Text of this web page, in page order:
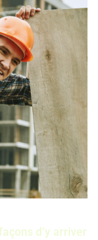
d’y arriver